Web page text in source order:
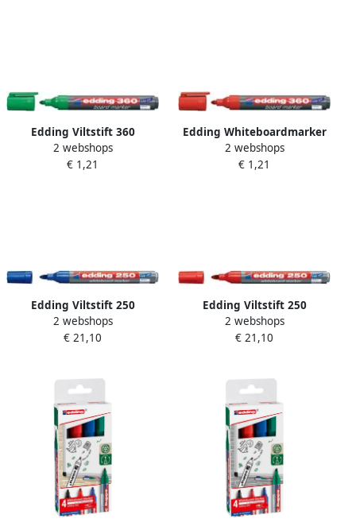
Edding Viltstift 360
whiteboard rond groen
3mm
2 webshops
€ 1,21
Edding Whiteboardmarker
360 rond 1.5-3mm rood
2 webshops
€ 1,21
Edding Viltstift 250
whiteboard rond blauw 1.5
3mm
2 webshops
€ 21,10
Edding Viltstift 250
whiteboard rond rood 1.5-
3mm
2 webshops
€ 21,10